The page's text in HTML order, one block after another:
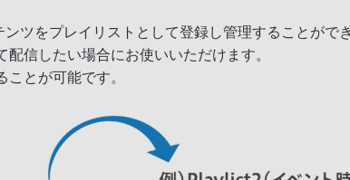
ツをプレイリストとして登録し管理することがで
信したい場合にお使いいただけます。
とが可能です。